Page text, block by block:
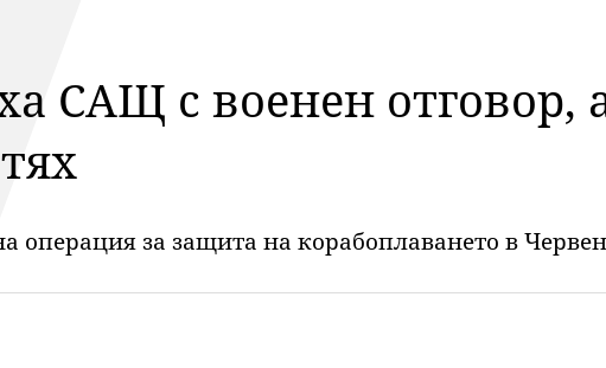
САЩ с военен отговор,
операция за защита на корабоплаването в